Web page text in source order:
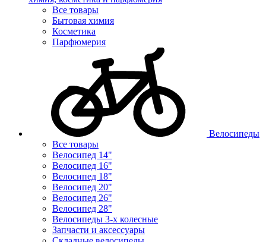
Все товары
Бытовая химия
Косметика
Парфюмерия
Велосипеды
Все товары
Велосипед 14"
Велосипед 16"
Велосипед 18"
Велосипед 20"
Велосипед 26"
Велосипед 28"
Велосипеды 3-х колесные
Запчасти и аксессуары